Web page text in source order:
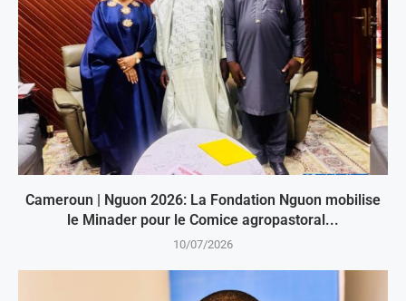
Cameroun | Nguon 2026: La Fondation Nguon mobilise
le Minader pour le Comice agropastoral...
10/07/2026